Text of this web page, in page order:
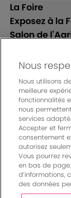
La Foire
Exposez à la
Salon de
Suivez-nous
© Bordeaux
20088 -
Un événement
Charte de
Nous
Nous utilisons
meilleure
fonctionnalités
nous
services
Accepter et
consentement
autorisez
Vous pourrez
en bas de
d’informations,
des données